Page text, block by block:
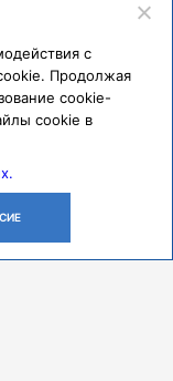
с
Продолжая
cookie-
cookie в